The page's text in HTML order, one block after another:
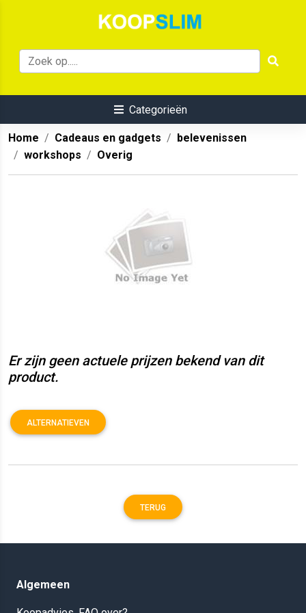
Categorieën
Home Cadeaus en gadgets
belevenissen
workshops
Overig
Er zijn geen actuele prijzen bekend van dit
product.
ALTERNATIEVEN
TERUG
Algemeen